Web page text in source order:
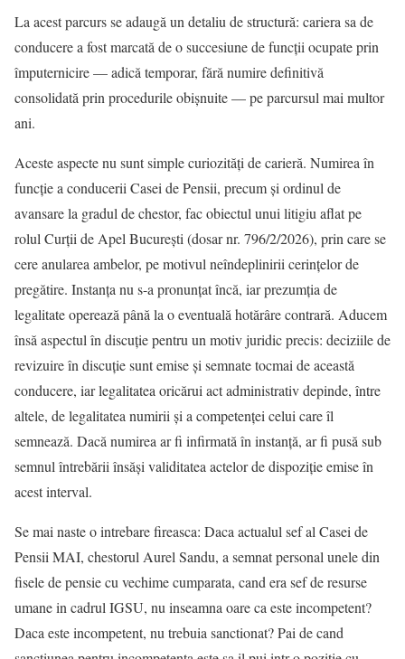
La acest parcurs se adaugă un detaliu de structură: cariera sa de
conducere a fost marcată de o succesiune de funcții ocupate prin
împuternicire — adică temporar, fără numire definitivă
consolidată prin procedurile obișnuite — pe parcursul mai multor
ani.
Aceste aspecte nu sunt simple curiozități de carieră. Numirea în
funcție a conducerii Casei de Pensii, precum și ordinul de
avansare la gradul de chestor, fac obiectul unui litigiu aflat pe
rolul Curții de Apel București (dosar nr. 796/2/2026), prin care se
cere anularea ambelor, pe motivul neîndeplinirii cerințelor de
pregătire. Instanța nu s-a pronunțat încă, iar prezumția de
legalitate operează până la o eventuală hotărâre contrară. Aducem
însă aspectul în discuție pentru un motiv juridic precis: deciziile de
revizuire în discuție sunt emise și semnate tocmai de această
conducere, iar legalitatea oricărui act administrativ depinde, între
altele, de legalitatea numirii și a competenței celui care îl
semnează. Dacă numirea ar fi infirmată în instanță, ar fi pusă sub
semnul întrebării însăși validitatea actelor de dispoziție emise în
acest interval.
Se mai naste o intrebare fireasca: Daca actualul sef al Casei de
Pensii MAI, chestorul Aurel Sandu, a semnat personal unele din
fisele de pensie cu vechime cumparata, cand era sef de resurse
umane in cadrul IGSU, nu inseamna oare ca este incompetent?
Daca este incompetent, nu trebuia sanctionat? Pai de cand